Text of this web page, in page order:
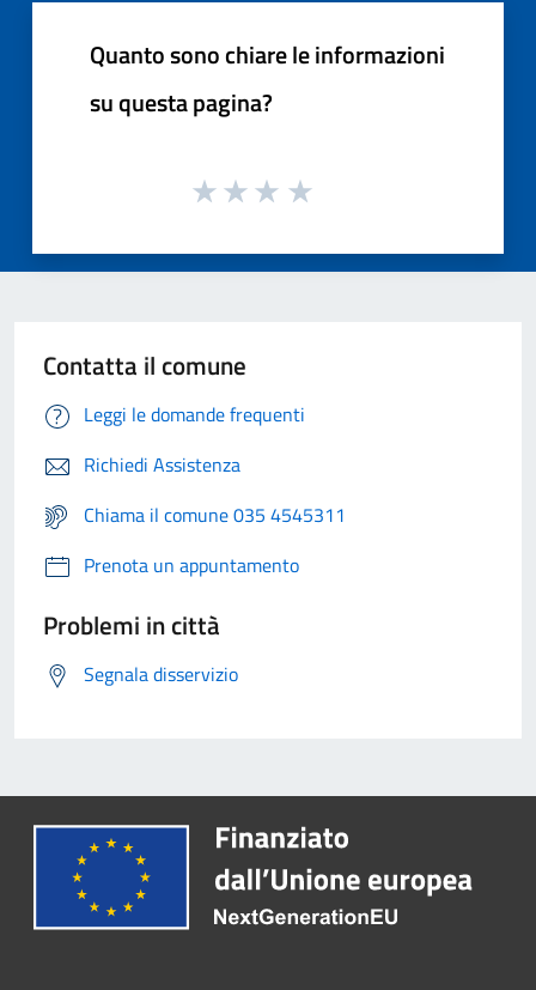
Quanto sono chiare le informazioni
su questa pagina?
Contatta il comune
Leggi le domande frequenti
Richiedi Assistenza
Chiama il comune 035 4545311
Prenota un appuntamento
Problemi in città
Segnala disservizio